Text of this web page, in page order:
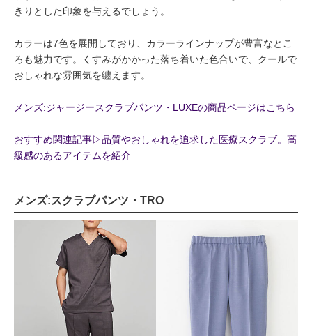
きりとした印象を与えるでしょう。
カラーは7色を展開しており、カラーラインナップが豊富なとこ
ろも魅力です。くすみがかかった落ち着いた色合いで、クールで
おしゃれな雰囲気を纏えます。
メンズ:ジャージースクラブパンツ・LUXEの商品ページはこちら
おすすめ関連記事▷品質やおしゃれを追求した医療スクラブ。高
級感のあるアイテムを紹介
メンズ:スクラブパンツ・TRO